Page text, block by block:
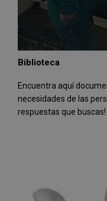
Biblioteca
Encuentra aquí
necesidades de las
respuestas que buscas!.